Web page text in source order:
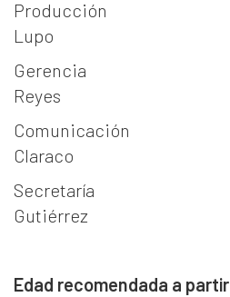
Producción
Lupo
Gerencia
Reyes
Claraco
Secretaría
Gutiérrez
Edad recomendada a